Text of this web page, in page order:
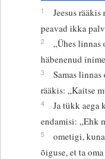
1
Jeesus
peavad ikka
2
„Ühes
häbenenud
3
Samas
rääkis: „Kaitse
4
Ja tükk aega
endamisi: „Ehk
5
ometigi,
õiguse, et ta